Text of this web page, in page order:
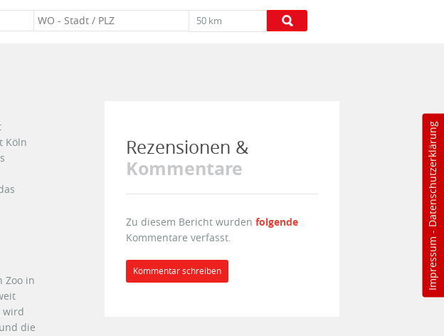
50 km
Impressum
-
Datenschutzerklärung
Köln
Zoo in
wird
die
Rezensionen &
Kommentare
Zu diesem Bericht wurden folgende
Kommentare verfasst.
Kommentar schreiben